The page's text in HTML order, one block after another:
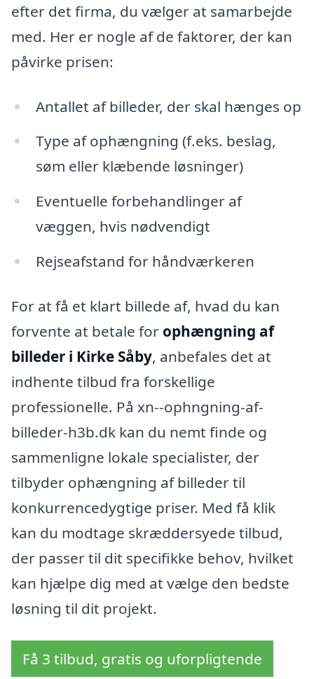
efter det firma, du vælger at samarbejde
med. Her er nogle af de faktorer, der kan
påvirke prisen:
Antallet af billeder, der skal hænges op
Type af ophængning (f.eks. beslag,
søm eller klæbende løsninger)
Eventuelle forbehandlinger af
væggen, hvis nødvendigt
Rejseafstand for håndværkeren
For at få et klart billede af, hvad du kan
forvente at betale for ophængning af
billeder i Kirke Såby, anbefales det at
indhente tilbud fra forskellige
professionelle. På xn--ophngning-af-
billeder-h3b.dk kan du nemt finde og
sammenligne lokale specialister, der
tilbyder ophængning af billeder til
konkurrencedygtige priser. Med få klik
kan du modtage skræddersyede tilbud,
der passer til dit specifikke behov, hvilket
kan hjælpe dig med at vælge den bedste
løsning til dit projekt.
Få 3 tilbud, gratis og uforpligtende